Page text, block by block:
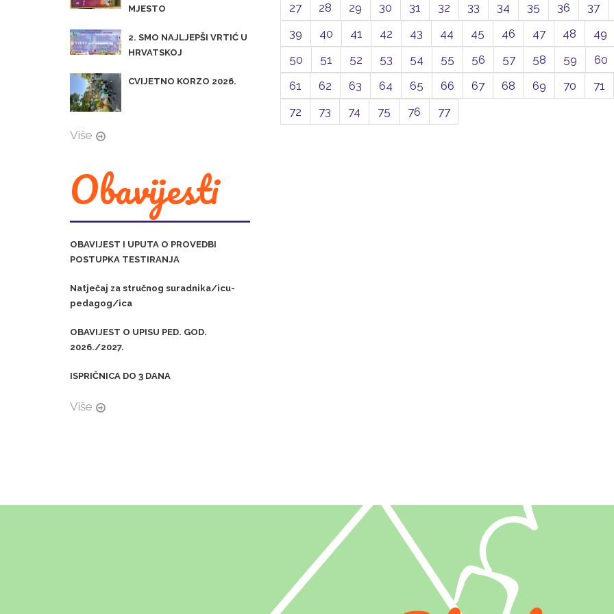
MJESTO
2. SMO NAJLJEPŠI VRTIĆ U
HRVATSKOJ
CVIJETNO KORZO 2026.
Više
Obavijesti
OBAVIJEST I UPUTA O PROVEDBI
POSTUPKA TESTIRANJA
Natječaj za stručnog suradnika/icu-
pedagog/ica
OBAVIJEST O UPISU PED. GOD.
2026./2027.
ISPRIČNICA DO 3 DANA
Više
27 28 29 30 31 32 33 34 35 36
37
39
40 41 42 43 44 45 46 47 48
49
50
51 52 53 54 55 56 57 58 59
60
61
62 63 64 65 66 67 68 69 70
71
72
73 74 75 76 77